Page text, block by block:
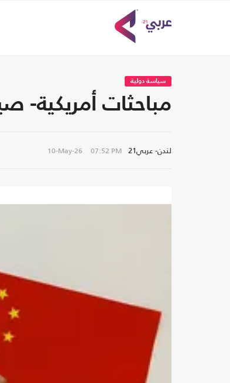
سياسة دولية
مباحثات أمريكية-
لندن- عربي21 10-May-26 07:52 PM